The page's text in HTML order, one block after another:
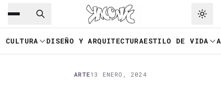
Saltar al contenido principal
CULTURA DISEÑO Y ARQUITECTURAESTILO DE VIDA
ARTE13 ENERO, 2024